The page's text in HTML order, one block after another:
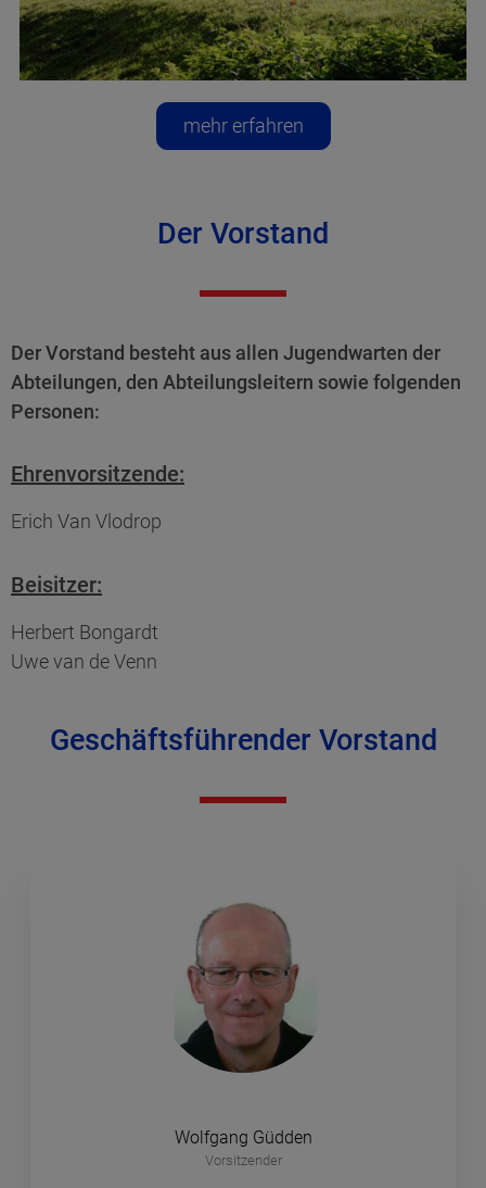
mehr erfahren
Der Vorstand
Der Vorstand besteht aus allen Jugendwarten der
Abteilungen, den Abteilungsleitern sowie folgenden
Personen:
Ehrenvorsitzende:
Erich Van Vlodrop
Beisitzer:
Herbert Bongardt
Uwe van de Venn
Geschäftsführender Vorstand
Wolfgang Güdden
Vorsitzender